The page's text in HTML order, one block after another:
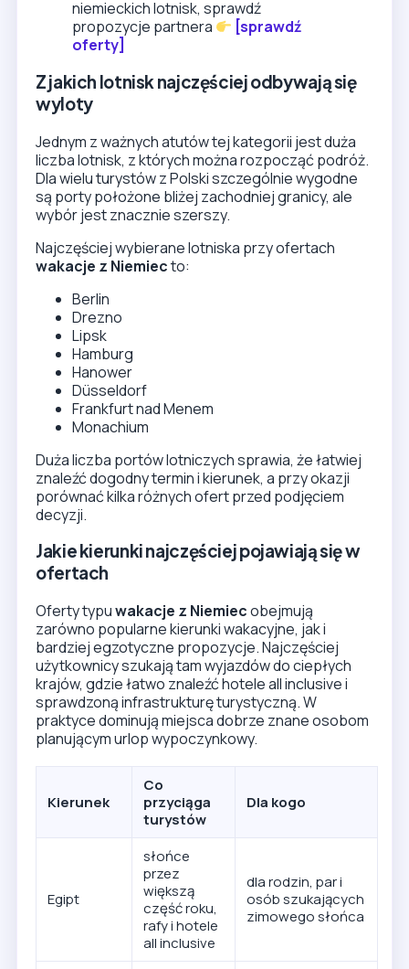
niemieckich lotnisk, sprawdź
propozycje partnera
[sprawdź
oferty]
Z jakich lotnisk najczęściej odbywają się
wyloty
Jednym z ważnych atutów tej kategorii jest duża
liczba lotnisk, z których można rozpocząć podróż.
Dla wielu turystów z Polski szczególnie wygodne
są porty położone bliżej zachodniej granicy, ale
wybór jest znacznie szerszy.
Najczęściej wybierane lotniska przy ofertach
wakacje z Niemiecto:
Berlin
Drezno
Lipsk
Hamburg
Hanower
Düsseldorf
Frankfurt nad Menem
Monachium
Duża liczba portów lotniczych sprawia, że łatwiej
znaleźć dogodny termin i kierunek, a przy okazji
porównać kilka różnych ofert przed podjęciem
decyzji.
Jakie kierunki najczęściej pojawiają się w
ofertach
Oferty typuwakacje z Niemiecobejmują
zarówno popularne kierunki wakacyjne, jak i
bardziej egzotyczne propozycje. Najczęściej
użytkownicy szukają tam wyjazdów do ciepłych
krajów, gdzie łatwo znaleźć hotele all inclusive i
sprawdzoną infrastrukturę turystyczną. W
praktyce dominują miejsca dobrze znane osobom
planującym urlop wypoczynkowy.
Kierunek
Co
przyciąga
turystów
Dla kogo
Egipt
słońce
przez
większą
część roku,
rafy i hotele
all inclusive
dla rodzin, par i
osób szukających
zimowego słońca